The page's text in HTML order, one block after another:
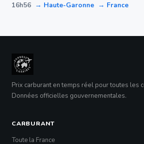
16h56 → Haute-Garonne → France
Prix carburant en temps réel pour toutes les
Données officielles gouvernementales.
CARBURANT
Toute la France